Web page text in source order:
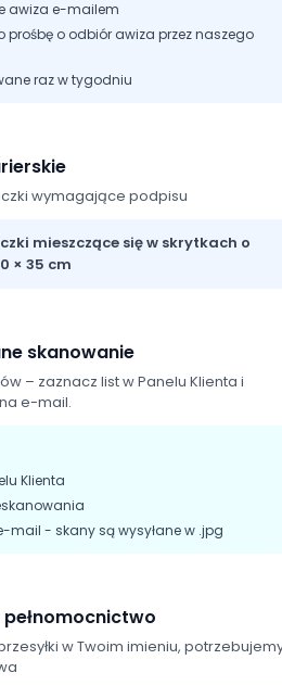
awiza e-mailem
prośbę o odbiór awiza przez naszego
raz w tygodniu
wymagające podpisu
mieszczące się w skrytkach o
× 35 cm
skanowanie
– zaznacz list w Panelu Klienta i
e-mail.
Klienta
mail - skany są wysyłane w .jpg
w Twoim imieniu,